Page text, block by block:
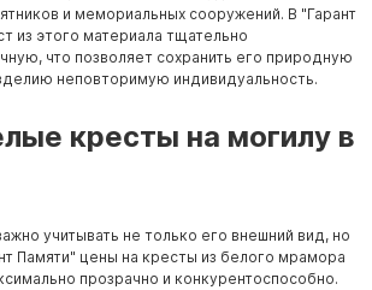
и мемориальных сооружений. В "Гарант
из этого материала тщательно
что позволяет сохранить его природную
неповторимую индивидуальность.
кресты на могилу в
учитывать не только его внешний вид, но
Памяти" цены на кресты из белого мрамора
прозрачно и конкурентоспособно.